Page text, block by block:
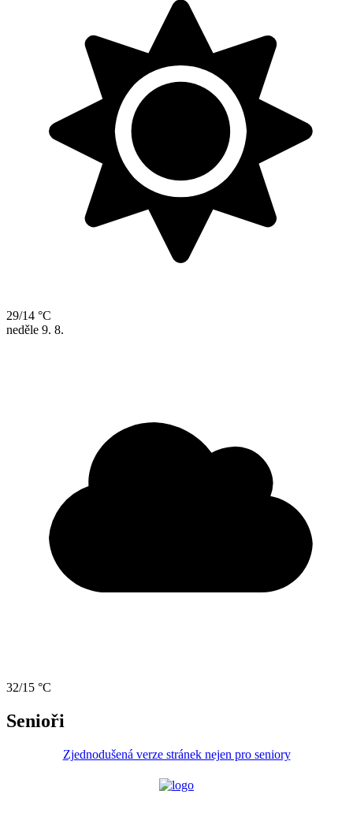
29/14 °C
neděle 9. 8.
32/15 °C
Senioři
Zjednodušená verze stránek nejen pro seniory